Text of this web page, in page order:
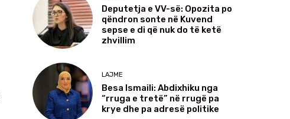
Deputetja e VV-së: Opozita po
qëndron sonte në Kuvend
sepse e di që nuk do të ketë
zhvillim
LAJME
Besa Ismaili: Abdixhiku nga
“rruga e tretë” në rrugë pa
krye dhe pa adresë politike